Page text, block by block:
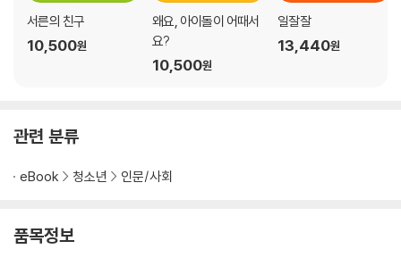
서른의 친구
10,500원
왜요, 아이돌이 어때서
요?
10,500원
일잘잘
13,440원
관련 분류
eBook 청소년 인문/사회
품목정보